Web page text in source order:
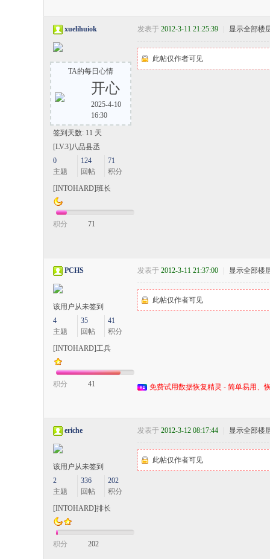
xuelihuiok
TA的每日心情
开心
2025-4-10
16:30
签到天数: 11 天
[LV.3]八品县丞
0
主题
124
回帖
71
积分
[INTOHARD]班长
积分 71
发表于 2012-3-11 21:25:39 显示全部楼
此帖仅作者可见
PCHS
该用户从未签到
4
主题
35
回帖
41
积分
[INTOHARD]工兵
积分 41
发表于 2012-3-11 21:37:00 显示全部楼
此帖仅作者可见
免费试用数据恢复精灵 - 简单易用、
eriche
该用户从未签到
2
主题
336
回帖
202
积分
[INTOHARD]排长
积分 202
发表于 2012-3-12 08:17:44 显示全部楼
此帖仅作者可见